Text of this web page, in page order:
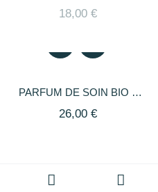
VERT – FRAÎCHEUR
18,00 €
PARFUM DE SOIN BIO –
VERT – FRAÎCHEUR
26,00 €